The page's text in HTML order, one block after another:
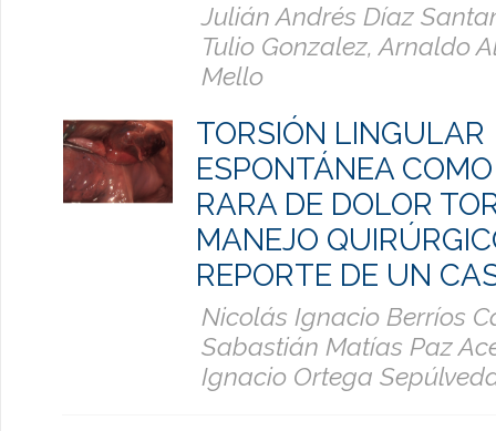
Julián Andrés Díaz
Tulio Gonzalez, Arnaldo
Mello
TORSIÓN LINGULAR
ESPONTÁNEA
RARA DE DOLOR
MANEJO
REPORTE DE UN
Nicolás Ignacio Berríos
Sabastián Matías Paz
Ignacio Ortega